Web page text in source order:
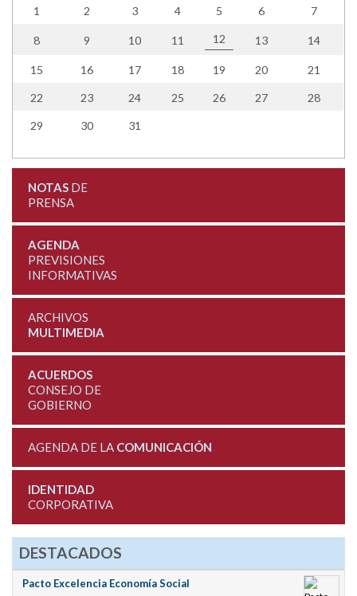
1 2 3 4 5 6 7
8 9 10 11 12 13 14
15 16 17 18 19 20 21
22 23 24 25 26 27 28
29 30 31
NOTASDE
PRENSA
AGENDA
PREVISIONES
INFORMATIVAS
ARCHIVOS
MULTIMEDIA
ACUERDOS
CONSEJO DE
GOBIERNO
AGENDA DE LA COMUNICACIÓN
IDENTIDAD
CORPORATIVA
DESTACADOS
Pacto Excelencia Economía Social